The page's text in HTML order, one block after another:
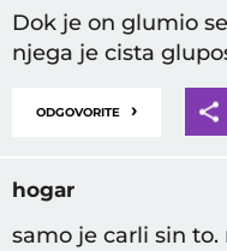
Dok je on glumio
njega je cista
ODGOVORITE ›
hogar
samo je carli sin